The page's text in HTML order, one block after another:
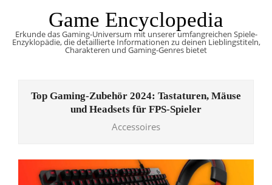
content
Game Encyclopedia
Erkunde das Gaming-Universum mit unserer umfangreichen Spiele-
Enzyklopädie, die detaillierte Informationen zu deinen Lieblingstiteln,
Charakteren und Gaming-Genres bietet
Top Gaming-Zubehör 2024: Tastaturen, Mäuse
und Headsets für FPS-Spieler
Accessoires